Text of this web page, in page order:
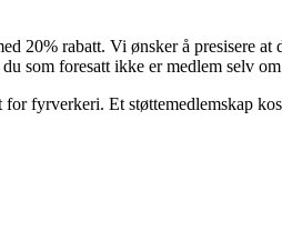
20% rabatt. Vi ønsker å presisere
som foresatt ikke er medlem selv
fyrverkeri. Et støttemedlemskap